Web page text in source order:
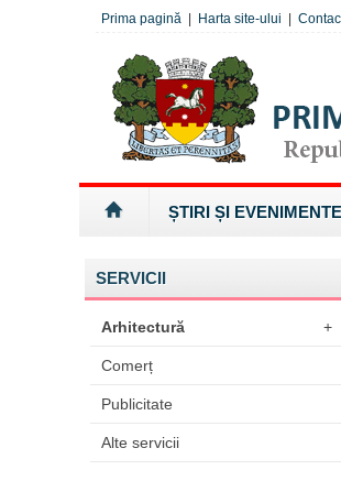
Prima pagină Harta site-ului
ȘTIRI ȘI EVENIMENTE
SERVICII
Arhitectură +
Comerț
Publicitate
Alte servicii